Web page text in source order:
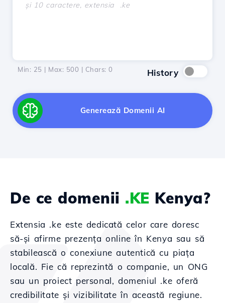
Min: 25 | Max: 500 | Chars: 0 History
Generează Domenii AI
De ce domenii .KE Kenya?
Extensia .ke este dedicată celor care doresc
să-și afirme prezența online în Kenya sau să
stabilească o conexiune autentică cu piața
locală. Fie că reprezintă o companie, un ONG
sau un proiect personal, domeniul .ke oferă
credibilitate și vizibilitate în această regiune.